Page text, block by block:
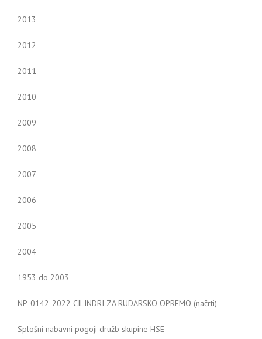
2013
2012
2011
2010
2009
2008
2007
2006
2005
2004
1953 do 2003
NP-0142-2022 CILINDRI ZA RUDARSKO OPREMO (načrti)
Splošni nabavni pogoji družb skupine HSE